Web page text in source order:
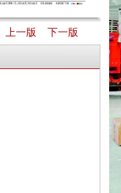
上一版 下一版